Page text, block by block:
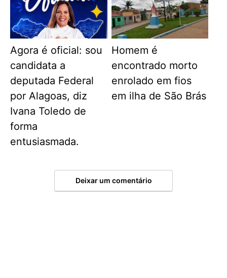
Agora é oficial: sou
candidata a
deputada Federal
por Alagoas, diz
Ivana Toledo de
forma
entusiasmada.
Homem é
encontrado morto
enrolado em fios
em ilha de São Brás
Deixar um comentário